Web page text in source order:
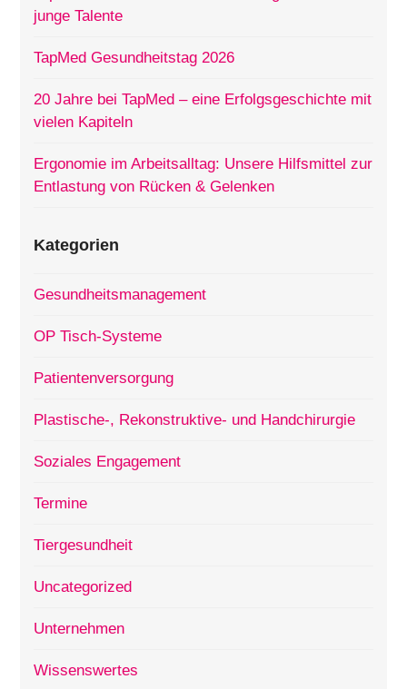
junge Talente
TapMed Gesundheitstag 2026
20 Jahre bei TapMed – eine Erfolgsgeschichte mit
vielen Kapiteln
Ergonomie im Arbeitsalltag: Unsere Hilfsmittel zur
Entlastung von Rücken & Gelenken
Kategorien
Gesundheitsmanagement
OP Tisch-Systeme
Patientenversorgung
Plastische-, Rekonstruktive- und Handchirurgie
Soziales Engagement
Termine
Tiergesundheit
Uncategorized
Unternehmen
Wissenswertes